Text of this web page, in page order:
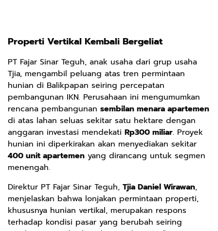
Properti Vertikal Kembali Bergeliat
PT Fajar Sinar Teguh, anak usaha dari grup usaha
Tjia, mengambil peluang atas tren permintaan
hunian di Balikpapan seiring percepatan
pembangunan IKN. Perusahaan ini mengumumkan
rencana pembangunan sembilan menara apartemen
di atas lahan seluas sekitar satu hektare dengan
anggaran investasi mendekati Rp300 miliar. Proyek
hunian ini diperkirakan akan menyediakan sekitar
400 unit apartemen yang dirancang untuk segmen
menengah.
Direktur PT Fajar Sinar Teguh, Tjia Daniel Wirawan,
menjelaskan bahwa lonjakan permintaan properti,
khususnya hunian vertikal, merupakan respons
terhadap kondisi pasar yang berubah seiring